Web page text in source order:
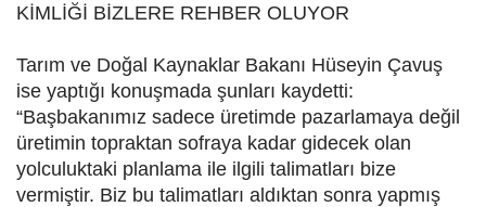
KİMLİĞİ BİZLERE REHBER OLUYOR
Tarım ve Doğal Kaynaklar Bakanı Hüseyin Çavuş
ise yaptığı konuşmada şunları kaydetti:
“Başbakanımız sadece üretimde pazarlamaya değil
üretimin topraktan sofraya kadar gidecek olan
yolculuktaki planlama ile ilgili talimatları bize
vermiştir. Biz bu talimatları aldıktan sonra yapmış